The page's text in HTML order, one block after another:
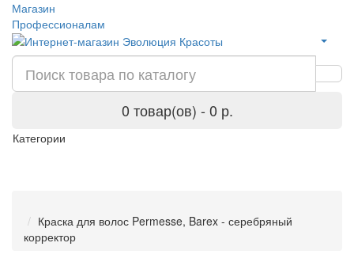
Магазин
Профессионалам
0 товар(ов) - 0 р.
Категории
Краска для волос Permesse, Barex - серебряный
корректор